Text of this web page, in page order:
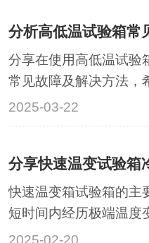
解决措施。其次，要逐
源线和连接线···
分享在使用高低温试验
常见故障及解决方法，
帮助。‌一、温度异常‌‌高
检查电器系统‌：排查加
认调节挡板开启状态及
2025-03-22
快速温变箱试验箱的主
短时间内经历极端温度
产品的可靠性和稳定性
2025-02-20